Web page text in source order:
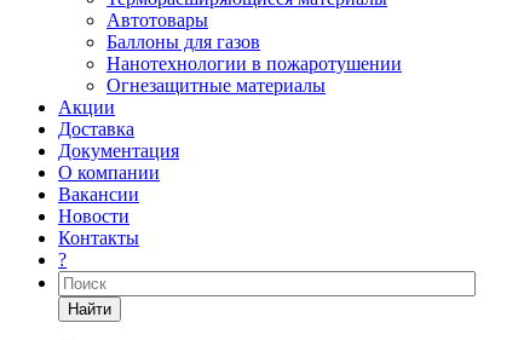
Автотовары
Баллоны для газов
Нанотехнологии в пожаротушении
Огнезащитные материалы
Акции
Доставка
Документация
О компании
Вакансии
Новости
Контакты
?
Найти